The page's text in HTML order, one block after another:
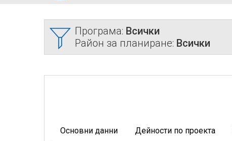
Програма: Всички
Район за планиране: Всички
Основни данни Дейности по проекта